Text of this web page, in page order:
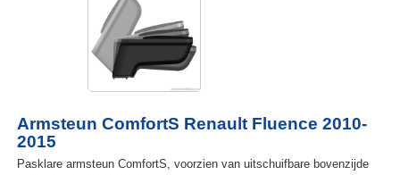
Armsteun ComfortS Renault Fluence 2010-
2015
Pasklare armsteun ComfortS, voorzien van uitschuifbare bovenzijde